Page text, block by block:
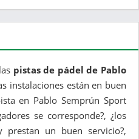
pistas de pádel de Pablo
instalaciones están en buen
en Pablo Semprún Sport
se corresponde?, ¿los
prestan un buen servicio?,